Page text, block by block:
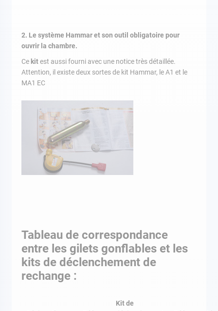
2. Le système Hammar et son outil obligatoire pour
ouvrir la chambre.
Ce kitest aussi fourni avec une notice très détaillée.
Attention, il existe deux sortes de kit Hammar, le A1 et le
MA1 EC
Tableau de correspondance
entre les gilets gonflables et les
kits de déclenchement de
rechange :
Kit de